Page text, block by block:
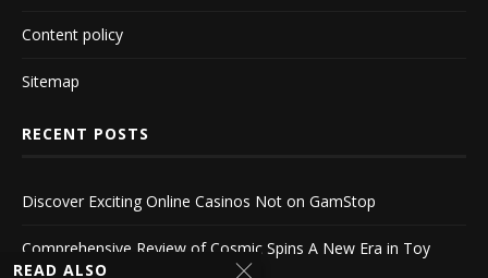
Content policy
Sitemap
RECENT POSTS
Discover Exciting Online Casinos Not on GamStop
Comprehensive Review of Cosmic Spins A New Era in Toy
Design
READ ALSO